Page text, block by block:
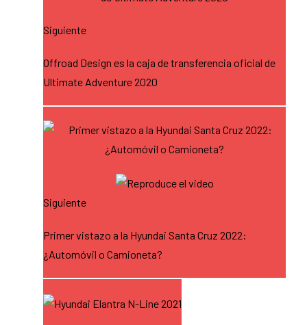
Siguiente
Offroad Design es la caja de transferencia oficial de
Ultimate Adventure 2020
Siguiente
Primer vistazo a la Hyundai Santa Cruz 2022:
¿Automóvil o Camioneta?